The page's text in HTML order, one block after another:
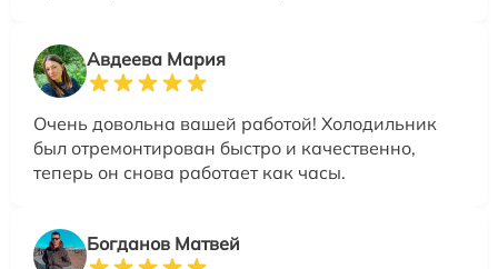
Авдеева Мария
Очень довольна вашей работой! Холодильник
был отремонтирован быстро и качественно,
теперь он снова работает как часы.
Богданов Матвей